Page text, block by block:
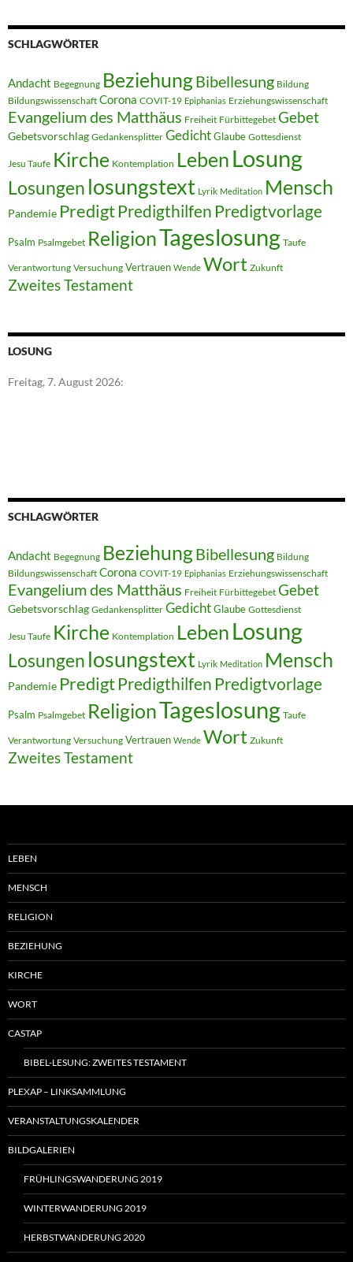
SCHLAGWÖRTER
Andacht Begegnung BeziehungBibellesung Bildung
Bildungswissenschaft Corona COVIT-19 Epiphanias Erziehungswissenschaft
Evangelium des Matthäus Freiheit Fürbittegebet Gebet
Gebetsvorschlag Gedankensplitter GedichtGlaube Gottesdienst
Jesu Taufe Kirche Kontemplation Leben Losung
Losungen losungstext Lyrik Meditation Mensch
Pandemie Predigt Predigthilfen Predigtvorlage
Psalm Psalmgebet ReligionTageslosung Taufe
Verantwortung Versuchung Vertrauen Wende Wort Zukunft
Zweites Testament
LOSUNG
Freitag, 7. August 2026:
SCHLAGWÖRTER
Andacht Begegnung BeziehungBibellesung Bildung
Bildungswissenschaft Corona COVIT-19 Epiphanias Erziehungswissenschaft
Evangelium des Matthäus Freiheit Fürbittegebet Gebet
Gebetsvorschlag Gedankensplitter GedichtGlaube Gottesdienst
Jesu Taufe Kirche Kontemplation Leben Losung
Losungen losungstext Lyrik Meditation Mensch
Pandemie Predigt Predigthilfen Predigtvorlage
Psalm Psalmgebet ReligionTageslosung Taufe
Verantwortung Versuchung Vertrauen Wende Wort Zukunft
Zweites Testament
LEBEN
MENSCH
RELIGION
BEZIEHUNG
KIRCHE
WORT
CASTAP
BIBEL-LESUNG: ZWEITES TESTAMENT
PLEXAP – LINKSAMMLUNG
VERANSTALTUNGSKALENDER
BILDGALERIEN
FRÜHLINGSWANDERUNG 2019
WINTERWANDERUNG 2019
HERBSTWANDERUNG 2020